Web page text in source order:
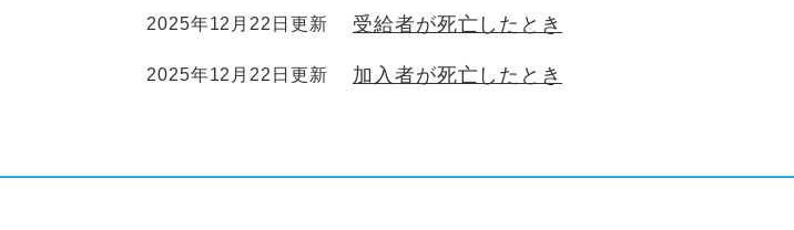
2025年12月22日更新 受給者が死亡したとき
2025年12月22日更新 加入者が死亡したとき